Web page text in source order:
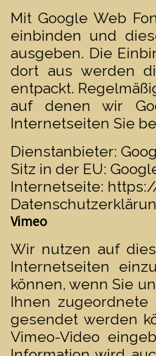
Mit Google Web
einbinden und
ausgeben. Die
dort aus werden
entpackt.
auf denen wir
Internetseiten Sie
Dienstanbieter:
Sitz in der EU:
Internetseite:
Vimeo
Wir nutzen auf
Internetseiten
können, wenn Sie
Ihnen
gesendet werden
Vimeo-Video